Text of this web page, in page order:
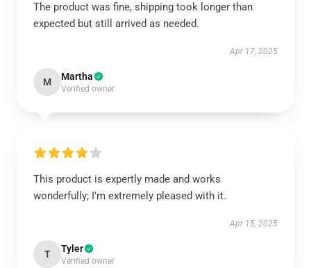
The product was fine, shipping took longer than
expected but still arrived as needed.
Apr 17, 2025
M Martha
Verified owner
This product is expertly made and works
wonderfully; I’m extremely pleased with it.
Apr 15, 2025
T Tyler
Verified owner